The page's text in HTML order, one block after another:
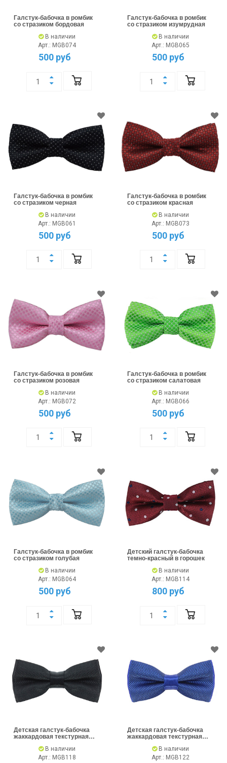
Галстук-бабочка в ромбик
со стразиком бордовая
В наличии
Арт.: MGB074
500 руб
Галстук-бабочка в ромбик
со стразиком изумрудная
В наличии
Арт.: MGB065
500 руб
Галстук-бабочка в ромбик
со стразиком черная
В наличии
Арт.: MGB061
500 руб
Галстук-бабочка в ромбик
со стразиком красная
В наличии
Арт.: MGB073
500 руб
Галстук-бабочка в ромбик
со стразиком розовая
В наличии
Арт.: MGB072
500 руб
Галстук-бабочка в ромбик
со стразиком салатовая
В наличии
Арт.: MGB066
500 руб
Галстук-бабочка в ромбик
со стразиком голубая
В наличии
Арт.: MGB064
500 руб
Детский галстук-бабочка
темно-красный в горошек
В наличии
Арт.: MGB114
800 руб
Детская галстук-бабочка
жаккардовая текстурная
В наличии
Арт.: MGB118
Детская галстук-бабочка
жаккардовая текстурная
В наличии
Арт.: MGB122